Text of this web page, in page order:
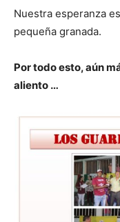
Nuestra esperanza
pequeña granada.
Por todo esto, aún
aliento …